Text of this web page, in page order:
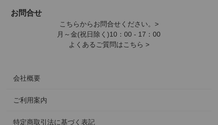
お問合せ
こちらからお問合せください。>
月～金(祝日除く)10：00 - 17：00
よくあるご質問はこちら >
会社概要
ご利用案内
特定商取引法に基づく表記